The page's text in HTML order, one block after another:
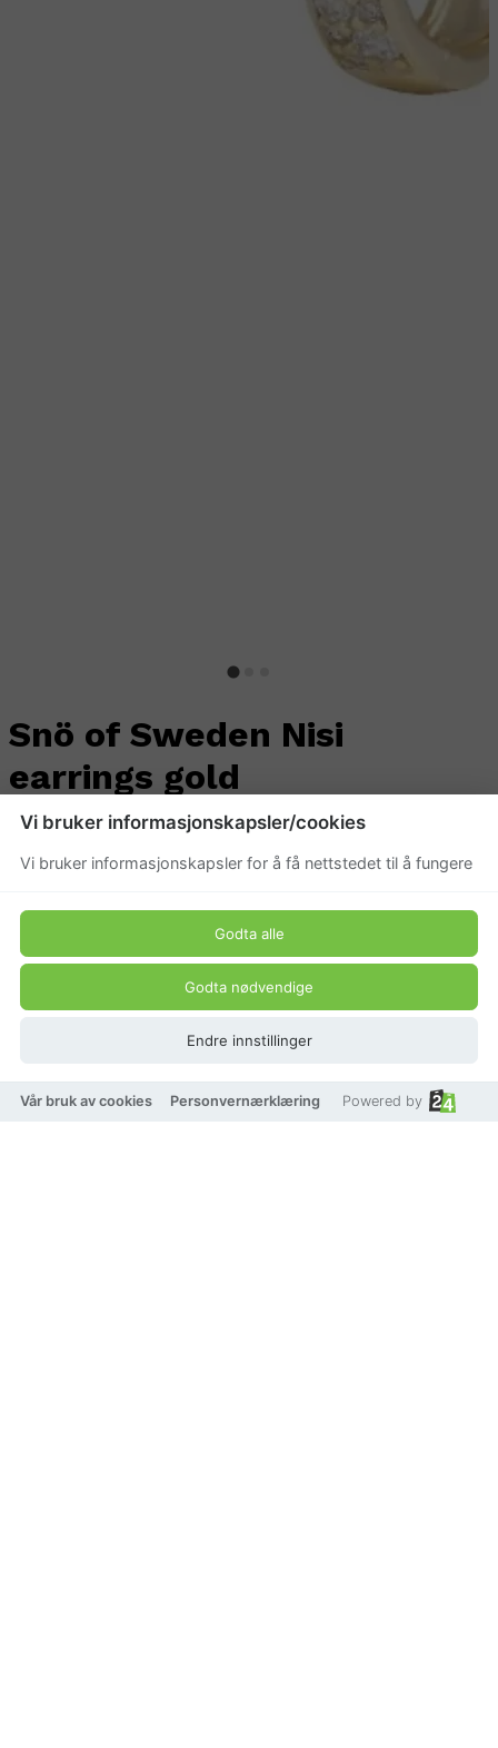
Snö of Sweden Nisi
earrings gold
Beskrivelse
Elegante gullfargede hoops fra Snö of Sweden,
tidløst uttrykk. Perfekte til både hverdags og fest.
Produkt pris
399 kr
Vi bruker informasjonskapsler/cookies
Vi bruker informasjonskapsler for å få nettstedet til å fungere
Godta alle
Godta nødvendige
Endre innstillinger
Vår bruk av cookies Personvernærklæring Powered by